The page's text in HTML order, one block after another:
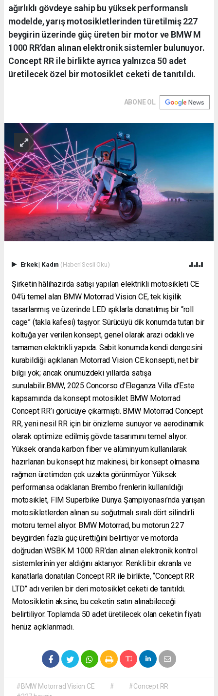
ağırlıklı gövdeye sahip bu yüksek performanslı
modelde, yarış motosikletlerinden türetilmiş 227
beygirin üzerinde güç üreten bir motor ve BMW M
1000 RR’dan alınan elektronik sistemler bulunuyor.
Concept RR ile birlikte ayrıca yalnızca 50 adet
üretilecek özel bir motosiklet ceketi de tanıtıldı.
ABONE OL
Erkek| Kadın (Haberi Sesli Oku)
Şirketin hâlihazırda satışı yapılan elektrikli motosikleti CE
04’ü temel alan BMW Motorrad Vision CE, tek kişilik
tasarlanmış ve üzerinde LED ışıklarla donatılmış bir “roll
cage” (takla kafesi) taşıyor. Sürücüyü dik konumda tutan bir
koltuğa yer verilen konsept, genel olarak arazi odaklı ve
tamamen elektrikli yapıda. Sabit konumda kendi dengesini
kurabildiği açıklanan Motorrad Vision CE konsepti, net bir
bilgi yok; ancak önümüzdeki yıllarda satışa
sunulabilir.BMW, 2025 Concorso d’Eleganza Villa d’Este
kapsamında da konsept motosiklet BMW Motorrad
Concept RR’ı görücüye çıkarmıştı. BMW Motorrad Concept
RR, yeni nesil RR için bir önizleme sunuyor ve aerodinamik
olarak optimize edilmiş gövde tasarımını temel alıyor.
Yüksek oranda karbon fiber ve alüminyum kullanılarak
hazırlanan bu konsept hız makinesi, bir konsept olmasına
rağmen üretimden çok uzakta görünmüyor. Yüksek
performansa odaklanan Brembo frenlerin kullanıldığı
motosiklet, FIM Superbike Dünya Şampiyonası’nda yarışan
motosikletlerden alınan su soğutmalı sıralı dört silindirli
motoru temel alıyor. BMW Motorrad, bu motorun 227
beygirden fazla güç ürettiğini belirtiyor ve motorda
doğrudan WSBK M 1000 RR’dan alınan elektronik kontrol
sistemlerinin yer aldığını aktarıyor. Renkli bir ekranla ve
kanatlarla donatılan Concept RR ile birlikte, “Concept RR
LTD” adı verilen bir deri motosiklet ceketi de tanıtıldı.
Motosikletin aksine, bu ceketin satın alınabileceği
belirtiliyor. Toplamda 50 adet üretilecek olan ceketin fiyatı
henüz açıklanmadı.
#BMW Motorrad Vision CE #
#Concept RR